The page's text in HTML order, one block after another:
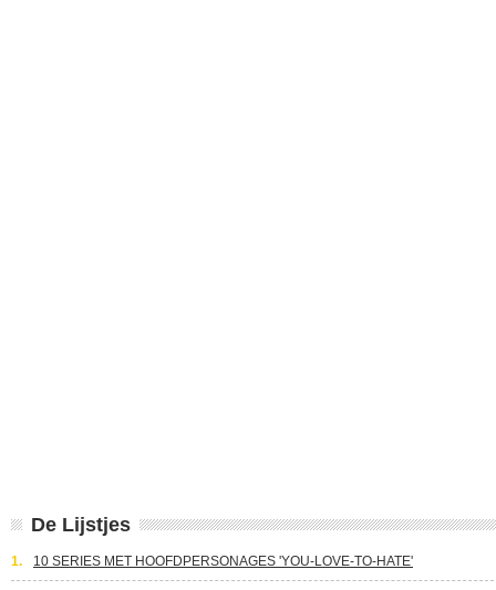
De Lijstjes
1. 10 SERIES MET HOOFDPERSONAGES 'YOU-LOVE-TO-HATE'